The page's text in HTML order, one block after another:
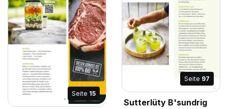
Seite 15
Seite 97
Sutterlüty B'sundrig